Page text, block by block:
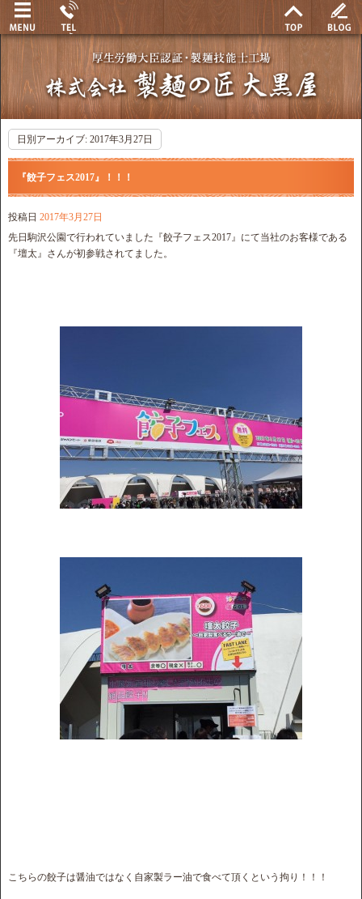
日別アーカイブ: 2017年3月27日
『餃子フェス2017』！！！
投稿日 2017年3月27日
先日駒沢公園で行われていました『餃子フェス2017』にて当社のお客様である
『壇太』さんが初参戦されてました。
こちらの餃子は醤油ではなく自家製ラー油で食べて頂くという拘り！！！